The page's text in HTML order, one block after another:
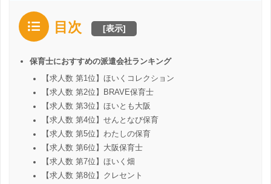
目次 [表示]
保育士におすすめの派遣会社ランキング
【求人数 第1位】ほいくコレクション
【求人数 第2位】BRAVE保育士
【求人数 第3位】ほいとも大阪
【求人数 第4位】せんとなび保育
【求人数 第5位】わたしの保育
【求人数 第6位】大阪保育士
【求人数 第7位】ほいく畑
【求人数 第8位】クレセント